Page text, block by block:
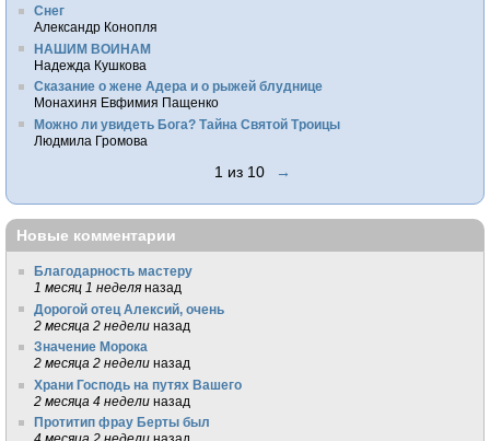
Снег
Александр Конопля
НАШИМ ВОИНАМ
Надежда Кушкова
Сказание о жене Адера и о рыжей блуднице
Монахиня Евфимия Пащенко
Можно ли увидеть Бога? Тайна Святой Троицы
Людмила Громова
1 из 10 →
Новые комментарии
Благодарность мастеру
1 месяц 1 неделя назад
Дорогой отец Алексий, очень
2 месяца 2 недели назад
Значение Морока
2 месяца 2 недели назад
Храни Господь на путях Вашего
2 месяца 4 недели назад
Протитип фрау Берты был